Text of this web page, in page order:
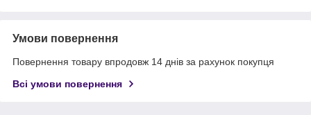
Умови повернення
Повернення товару впродовж 14 днів за рахунок покупця
Всі умови повернення